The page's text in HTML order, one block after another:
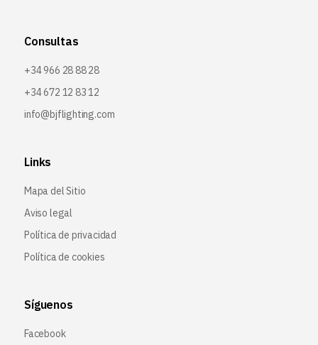
Consultas
+34 966 28 88 28
+34 672 12 83 12
info@bjflighting.com
Links
Mapa del Sitio
Aviso legal
Política de privacidad
Política de cookies
Síguenos
Facebook